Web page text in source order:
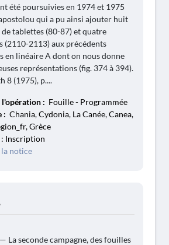
été poursuivies en 1974 et 1975
qui a pu ainsi ajouter huit
tablettes (80-87) et quatre
(2110-2113) aux précédents
en linéaire A dont on nous donne
représentations (fig. 374 à 394).
8 (1975), p....
l'opération : Fouille - Programmée
: Chania, Cydonia, La Canée, Canea,
Grèce
Inscription
notice
La seconde campagne, des fouilles